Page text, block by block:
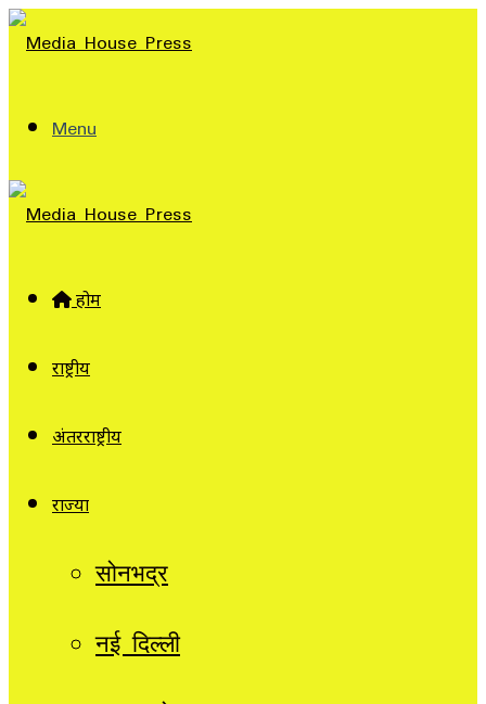
Menu
होम
राष्ट्रीय
अंतरराष्ट्रीय
राज्यों
सोनभद्र
नई दिल्ली